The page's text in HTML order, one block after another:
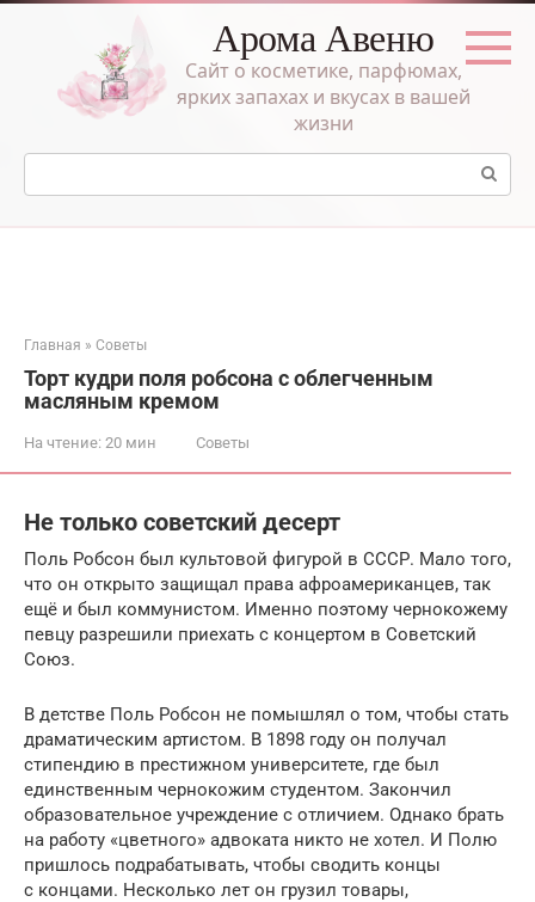
Перейти
Арома Авеню
Сайт о косметике, парфюмах,
ярких запахах и вкусах в вашей
жизни
Поиск:
Главная » Советы
Торт кудри поля робсона с облегченным
масляным кремом
На чтение: 20 мин Советы
Не только советский десерт
Поль Робсон был культовой фигурой в СССР. Мало того,
что он открыто защищал права афроамериканцев, так
ещё и был коммунистом. Именно поэтому чернокожему
певцу разрешили приехать с концертом в Советский
Союз.
В детстве Поль Робсон не помышлял о том, чтобы стать
драматическим артистом. В 1898 году он получал
стипендию в престижном университете, где был
единственным чернокожим студентом. Закончил
образовательное учреждение с отличием. Однако брать
на работу «цветного» адвоката никто не хотел. И Полю
пришлось подрабатывать, чтобы сводить концы
с концами. Несколько лет он грузил товары,